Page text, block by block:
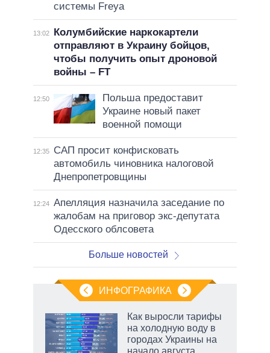
системы Freya
13:02
Колумбийские наркокартели
отправляют в Украину бойцов,
чтобы получить опыт дроновой
войны – FT
12:50
Польша предоставит
Украине новый пакет
военной помощи
12:35
САП просит конфисковать
автомобиль чиновника налоговой
Днепропетровщины
12:24 Апелляция назначила заседание по
жалобам на приговор экс-депутата
Одесского облсовета
Больше новостей
ИНФОГРАФИКА
Как выросли тарифы
на холодную воду в
городах Украины на